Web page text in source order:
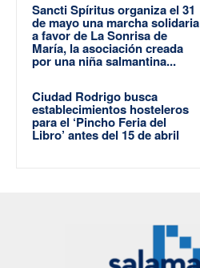
Sancti Spíritus organiza el 31
de mayo una marcha solidaria
a favor de La Sonrisa de
María, la asociación creada
por una niña salmantina...
Ciudad Rodrigo busca
establecimientos hosteleros
para el ‘Pincho Feria del
Libro’ antes del 15 de abril